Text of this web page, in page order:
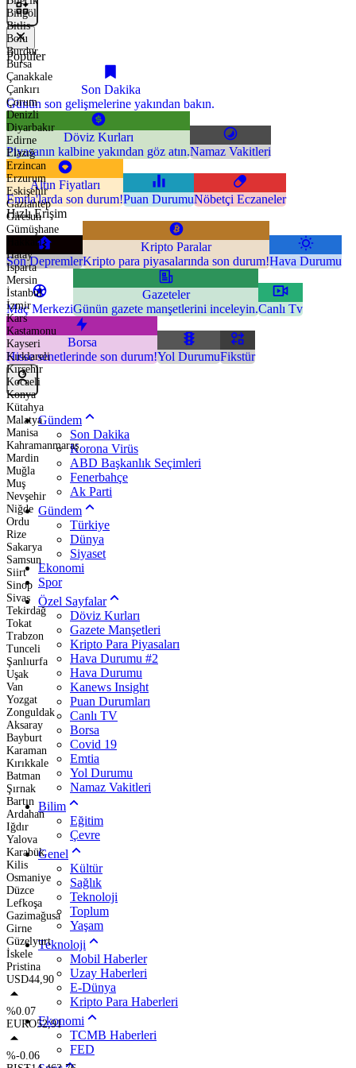
Bingöl
Bitlis
Bolu
Burdur
Bursa
Çanakkale
Çankırı
Çorum
Denizli
Diyarbakır
Edirne
Elazığ
Erzincan
Erzurum
Eskişehir
Gaziantep
Giresun
Gümüşhane
Hakkari
Hatay
Isparta
Mersin
İstanbul
İzmir
Kars
Kastamonu
Kayseri
Kırklareli
Kırşehir
Kocaeli
Konya
Kütahya
Malatya
Manisa
Kahramanmaraş
Mardin
Muğla
Muş
Nevşehir
Niğde
Ordu
Rize
Sakarya
Samsun
Siirt
Sinop
Sivas
Tekirdağ
Tokat
Trabzon
Tunceli
Şanlıurfa
Uşak
Van
Yozgat
Zonguldak
Aksaray
Bayburt
Karaman
Kırıkkale
Batman
Şırnak
Bartın
Ardahan
Iğdır
Yalova
Karabük
Kilis
Osmaniye
Düzce
Lefkoşa
Gazimağusa
Girne
Güzelyurt
İskele
Pristina
USD44,90
%0.07
EURO52,91
%-0.06
Popüler
Son Dakika
Günün son gelişmelerine yakından bakın.
Döviz Kurları
Piyasanın kalbine yakından göz atın.Namaz Vakitleri
Altın Fiyatları
Emtia'larda son durum!Puan DurumuNöbetçi Eczaneler
Hızlı Erişim
Son Depremler
Kripto Paralar
Kripto para piyasalarında son durum!Hava Durumu
Maç Merkezi
Gazeteler
Günün gazete manşetlerini inceleyin.Canlı Tv
Borsa
Hisse senetlerinde son durum!Yol DurumuFikstür
Gündem
Son Dakika
Korona Virüs
ABD Başkanlık Seçimleri
Fenerbahçe
Ak Parti
Gündem
Türkiye
Dünya
Siyaset
Ekonomi
Spor
Özel Sayfalar
Döviz Kurları
Gazete Manşetleri
Kripto Para Piyasaları
Hava Durumu #2
Hava Durumu
Kanews Insight
Puan Durumları
Canlı TV
Borsa
Covid 19
Emtia
Yol Durumu
Namaz Vakitleri
Bilim
Eğitim
Çevre
Genel
Kültür
Sağlık
Teknoloji
Toplum
Yaşam
Teknoloji
Mobil Haberler
Uzay Haberleri
E-Dünya
Kripto Para Haberleri
Ekonomi
TCMB Haberleri
FED